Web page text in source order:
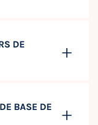
DE
BASE DE